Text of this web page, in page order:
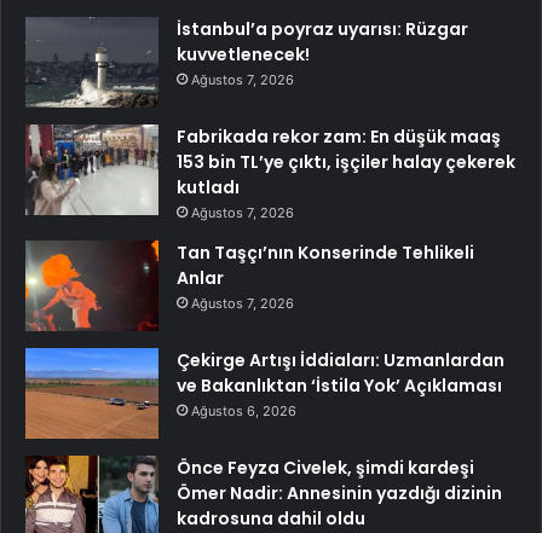
İstanbul’a poyraz uyarısı: Rüzgar
kuvvetlenecek!
Ağustos 7, 2026
Fabrikada rekor zam: En düşük maaş
153 bin TL’ye çıktı, işçiler halay çekerek
kutladı
Ağustos 7, 2026
Tan Taşçı’nın Konserinde Tehlikeli
Anlar
Ağustos 7, 2026
Çekirge Artışı İddiaları: Uzmanlardan
ve Bakanlıktan ‘İstila Yok’ Açıklaması
Ağustos 6, 2026
Önce Feyza Civelek, şimdi kardeşi
Ömer Nadir: Annesinin yazdığı dizinin
kadrosuna dahil oldu